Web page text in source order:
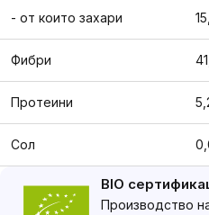
- от които захари
Фибри
Протеини
Сол
BIO
Производство